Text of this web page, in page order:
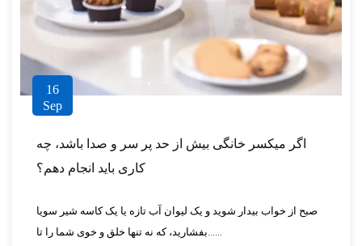
16
Sep
اگر میکسر خانگی بیش از حد پر سر و صدا باشد، چه
کاری باید انجام دهم؟
صبح از خواب بیدار شوید و یک لیوان آب تازه یا یک کاسه شیر سویا
بفشارید، که نه تنها خلق و خوی شما را تا......